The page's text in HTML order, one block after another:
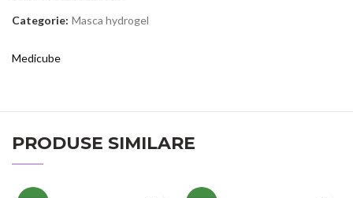
Categorie: Masca hydrogel
Medicube
PRODUSE SIMILARE